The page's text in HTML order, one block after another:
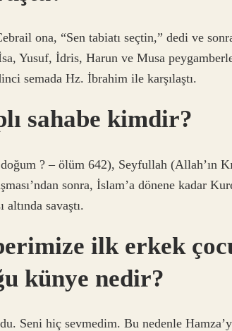
ona, “Sen tabiatı seçtin,” dedi ve
Yusuf, İdris, Harun ve Musa
semada Hz. İbrahim ile karşılaştı.
sahabe kimdir?
sonra, İslam’a dönene kadar
savaştı.
ilk erkek
künye nedir?
Seni hiç sevmedim. Bu nedenle